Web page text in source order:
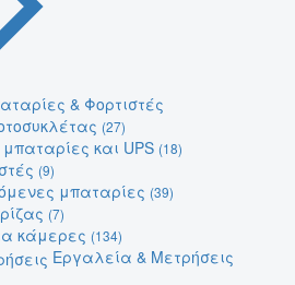
& Φορτιστές
(27)
και UPS (18)
(9)
μπαταρίες (39)
(7)
κάμερες (134)
Εργαλεία & Μετρήσεις